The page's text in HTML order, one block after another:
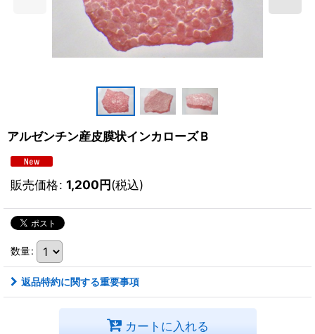
アルゼンチン産皮膜状インカローズＢ
販売価格: 1,200円(税込)
数量:
返品特約に関する重要事項
カートに入れる